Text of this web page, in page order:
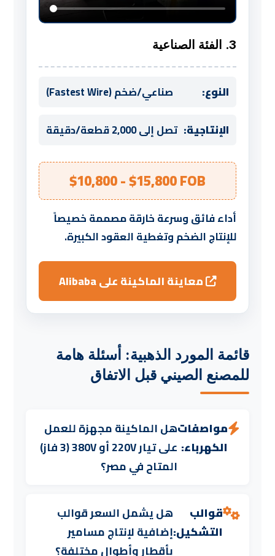
3. الفئة الصناعية
النوع:
صناعي/ضخم (Fastest Wire)
الإنتاجية: تصل إلى 2,000 قطعة/دقيقة
$10,800 - $15,800 FOB
أداء فائق وسرعة خارقة مصممة خصيصاً
للإنتاج الضخم وتغطية العقود الكبيرة.
معاينة الماكينة على Alibaba
قائمة المورد الذهبية: أسئلة هامة
للمصنع الصيني قبل الاتفاق
مواصفات
الكهرباء:
هل الماكينة مجهزة للعمل
على تيار 220V أو 380V (3 فاز)
المتاح في مصر؟
قوالب
التشكيل:
هل يشمل السعر قوالب
إضافية لإنتاج مسامير
بأقطار وأطوال مختلفة؟